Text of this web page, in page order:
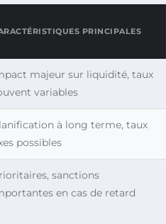
PRINCIPALES
majeur sur liquidité, taux
variables
à long terme, taux
possibles
sanctions
en cas de retard